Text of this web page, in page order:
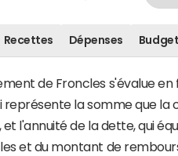
Recettes Dépenses
de Froncles s'évalue
représente la somme que la
et l'annuité de la dette, qui
et du montant de